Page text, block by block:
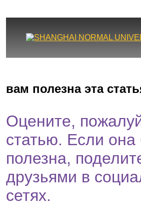
вам полезна эта
Оцените,
статью. Если
полезна,
друзьями в
сетях.